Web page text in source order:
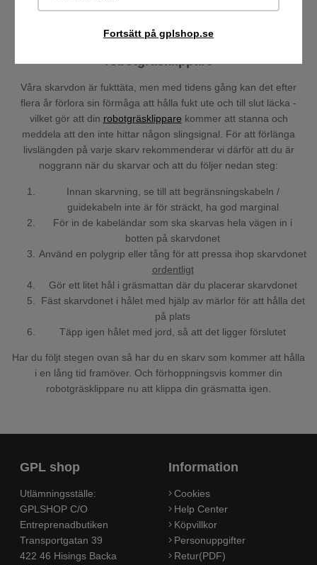
Fortsätt på gplshop.se
robotgräsklippare
Våra skarvdon är fukttäta, men med tidens gång kan det efter
flera år förlora sin förmåga att hålla fukt ute och till slut läcka -
vilket gör att din robotgräsklippare kommer att stanna och
meddela att den inte hittar någon slingsignal. För att förlänga
livslängden på varje skarv rekommenderar vi därför att du är
noggrann när du skarvar och att du följer nedan steg:
Innan skarvning, se till att begränsningskabeln /
guidekabeln inte är för sträckt, ha god marginal
För in de kabeländar som ska skarvas hela vägen in i
botten på skarvdonet
Använd en polygrip eller tång för att pressa ihop skarvdonet
ordentligt
Gör ett litet hål i gräsmattan där du placerar skarvdonet
Fäst skarvdonet i hålet med hjälp av märlor för att hålla det
på plats
Täpp igen hålet med jord, så att det ligger förslutet
Har du följt stegen ovan så har du en skarv som kommer att hålla
i en lång tid framöver. Och förhoppningsvis kommer din
robotgräsklippare nu att klippa din gräsmatta igen.
GPL shop
Utlämningsställe:
GPLSHOP C/O
Entreprenadbutiken
Transportgatan 39
422 46 Hisings Backa
Information
Cookies
Help Center
Köpvillkor
Personuppgifter
Retur(PDF)